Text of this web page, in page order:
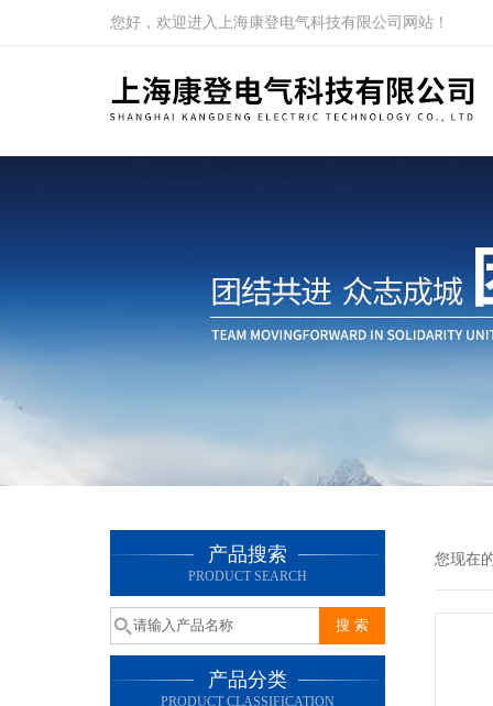
您好，欢迎进入上海康登电气科技有限公司网站！
产品搜索
PRODUCT SEARCH
产品分类
PRODUCT CLASSIFICATION
您现在